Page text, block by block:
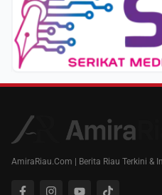
AmiraRiau.Com | Berita Riau Terkini &